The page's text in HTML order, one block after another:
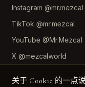
Instagram @mr.mezcal
TikTok @mr.mezcal
YouTube @Mr.Mezcal
X @mezcalworld
关于 Cookie 的一点说